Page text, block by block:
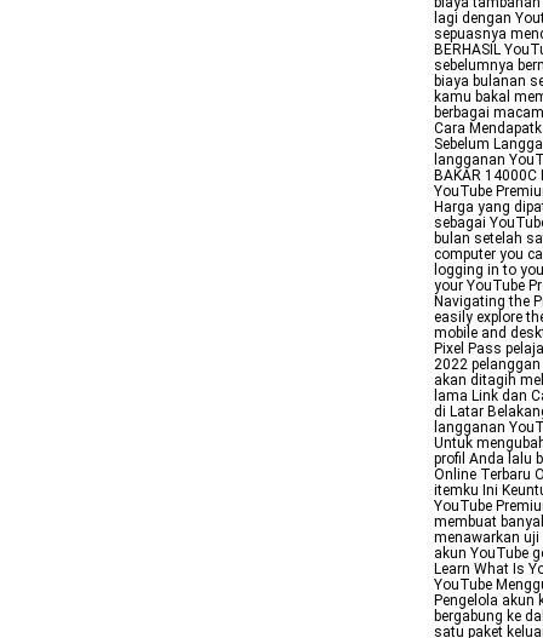
lagi dengan
sepuasnya
BERHASIL
sebelumnya
biaya bulanan
kamu bakal
berbagai
Cara
Sebelum
langganan
BAKAR
YouTube
Harga yang
sebagai
bulan setelah
computer you
logging in to
your YouTube
Navigating the
easily explore
mobile and
Pixel Pass
2022
akan ditagih
lama Link dan
di Latar
langganan
Untuk
profil Anda lalu
Online Terbaru
itemku Ini
YouTube
membuat
menawarkan
akun YouTube
Learn What Is
YouTube
Pengelola
bergabung ke
satu paket